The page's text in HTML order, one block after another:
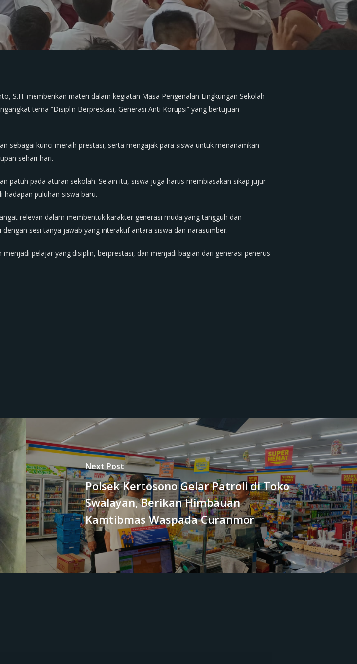
S.H. memberikan materi dalam kegiatan Masa Pengenalan Lingkungan Sekolah
tema “Disiplin Berprestasi, Generasi Anti Korupsi” yang bertujuan
sebagai kunci meraih prestasi, serta mengajak para siswa untuk menanamkan
sehari-hari.
patuh pada aturan sekolah. Selain itu, siswa juga harus membiasakan sikap jujur
hadapan puluhan siswa baru.
relevan dalam membentuk karakter generasi muda yang tangguh dan
sesi tanya jawab yang interaktif antara siswa dan narasumber.
pelajar yang disiplin, berprestasi, dan menjadi bagian dari generasi penerus
Next Post
Polsek Kertosono Gelar Patroli di Toko
Swalayan, Berikan Himbauan
Kamtibmas Waspada Curanmor